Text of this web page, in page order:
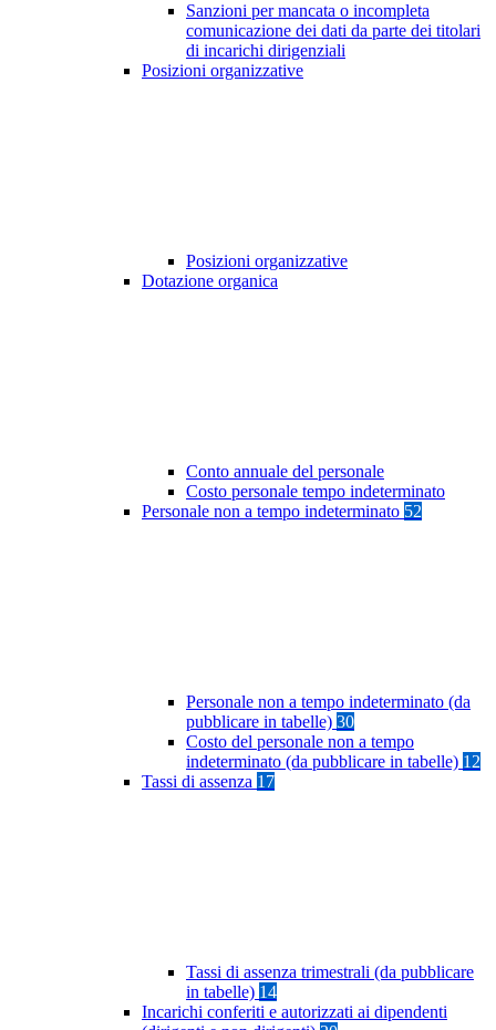
Sanzioni per mancata o incompleta
comunicazione dei dati da parte dei titolari
di incarichi dirigenziali
Posizioni organizzative
Posizioni organizzative
Dotazione organica
Conto annuale del personale
Costo personale tempo indeterminato
Personale non a tempo indeterminato 52
Personale non a tempo indeterminato (da
pubblicare in tabelle) 30
Costo del personale non a tempo
indeterminato (da pubblicare in tabelle) 12
Tassi di assenza 17
Tassi di assenza trimestrali (da pubblicare
in tabelle) 14
Incarichi conferiti e autorizzati ai dipendenti